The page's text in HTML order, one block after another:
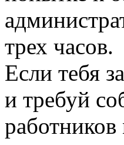
трех часов.
Если тебя
и требуй